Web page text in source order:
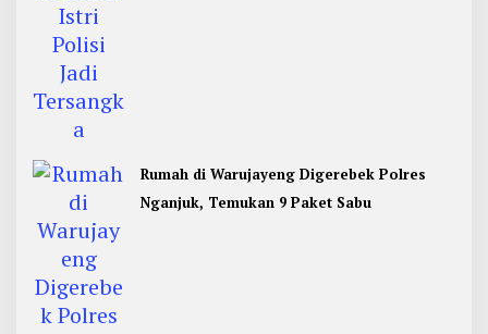
Rumah di Warujayeng Digerebek Polres
Nganjuk, Temukan 9 Paket Sabu